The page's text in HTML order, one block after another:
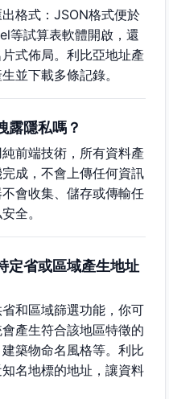
格式：JSON格式便於
等試算表軟體開啟，還
式佈局。利比亞地址產
並下載多條記錄。
露隱私嗎？
前端技術，所有資料產
成，不會上傳任何資訊
會收集、儲存或傳輸任
全。
定省或區域產生地址
和區域篩選功能，你可
產生符合該地區特徵的
築物命名風格等。利比
名地標的地址，讓資料